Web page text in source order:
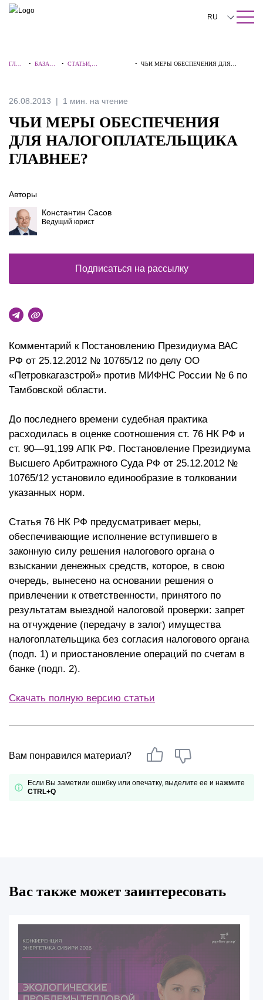
ПОИСК ПО САЙТУ Закрыть
RU
中文
Italiano
ГЛАВ
• БАЗА
•СТАТЬИ,
• ЧЬИ МЕРЫ ОБЕСПЕЧЕНИЯ ДЛЯ
26.08.2013 1 мин. на чтение
ЧЬИ МЕРЫ ОБЕСПЕЧЕНИЯ
ДЛЯ НАЛОГОПЛАТЕЛЬЩИКА
ГЛАВНЕЕ?
Комментарий к Постановлению Президиума ВАС
РФ от 25.12.2012 № 10765/12 по делу ОО
«Петровкагазстрой» против МИФНС России № 6 по
Тамбовской области.
До последнего времени судебная практика
расходилась в оценке соотношения ст. 76 НК РФ и
ст. 90—91,199 АПК РФ. Постановление Президиума
Высшего Арбитражного Суда РФ от 25.12.2012 №
10765/12 установило единообразие в толковании
указанных норм.
Статья 76 НК РФ предусматривает меры,
обеспечивающие исполнение вступившего в
законную силу решения налогового органа о
взыскании денежных средств, которое, в свою
очередь, вынесено на основании решения о
привлечении к ответственности, принятого по
результатам выездной налоговой проверки: запрет
на отчуждение (передачу в залог) имущества
налогоплательщика без согласия налогового органа
(подп. 1) и приостановление операций по счетам в
банке (подп. 2).
Скачать полную версию статьи
Вам понравился материал?
Если Вы заметили ошибку или опечатку, выделите ее и нажмите
CTRL+Q
Авторы
Константин Сасов
Ведущий юрист
Подписаться на рассылку
Вас также может заинтересовать